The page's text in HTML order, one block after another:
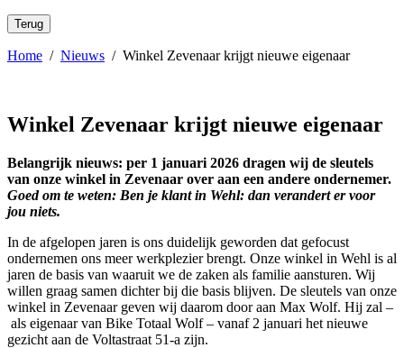
Terug
Home / Nieuws / Winkel Zevenaar krijgt nieuwe eigenaar
Winkel Zevenaar krijgt nieuwe eigenaar
Belangrijk nieuws: per 1 januari 2026 dragen wij de sleutels
van onze winkel in Zevenaar over aan een andere ondernemer.
Goed om te weten: Ben je klant in Wehl: dan verandert er voor
jou niets.
In de afgelopen jaren is ons duidelijk geworden dat gefocust
ondernemen ons meer werkplezier brengt. Onze winkel in Wehl is al
jaren de basis van waaruit we de zaken als familie aansturen. Wij
willen graag samen dichter bij die basis blijven. De sleutels van onze
winkel in Zevenaar geven wij daarom door aan Max Wolf. Hij zal –
als eigenaar van Bike Totaal Wolf – vanaf 2 januari het nieuwe
gezicht aan de Voltastraat 51-a zijn.